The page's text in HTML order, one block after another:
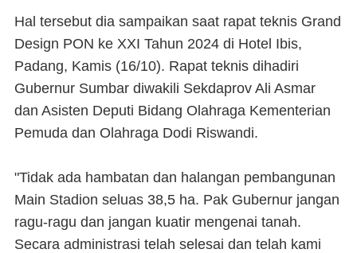
Hal tersebut dia sampaikan saat rapat teknis Grand
Design PON ke XXI Tahun 2024 di Hotel Ibis,
Padang, Kamis (16/10). Rapat teknis dihadiri
Gubernur Sumbar diwakili Sekdaprov Ali Asmar
dan Asisten Deputi Bidang Olahraga Kementerian
Pemuda dan Olahraga Dodi Riswandi.
"Tidak ada hambatan dan halangan pembangunan
Main Stadion seluas 38,5 ha. Pak Gubernur jangan
ragu-ragu dan jangan kuatir mengenai tanah.
Secara administrasi telah selesai dan telah kami